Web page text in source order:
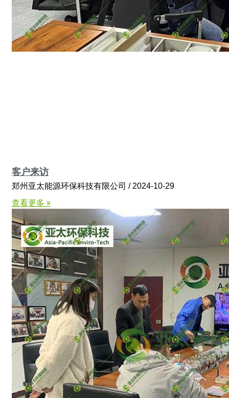
客户来访
郑州亚太能源环保科技有限公司 2024-10-29
查看更多 »